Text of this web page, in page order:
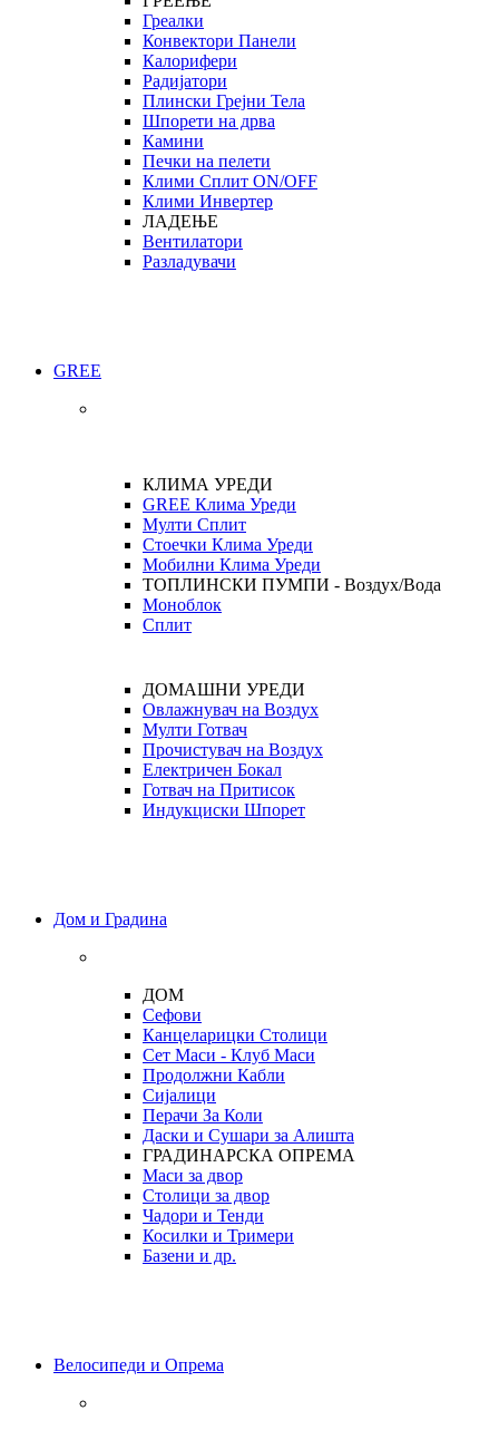
Греалки
Конвектори Панели
Калорифери
Радијатори
Плински Грејни Тела
Шпорети на дрва
Камини
Печки на пелети
Клими Сплит ON/OFF
Клими Инвертер
ЛАДЕЊЕ
Вентилатори
Разладувачи
GREE
КЛИМА УРЕДИ
GREE Клима Уреди
Мулти Сплит
Стоечки Клима Уреди
Мобилни Клима Уреди
ТОПЛИНСКИ ПУМПИ - Воздух/Вода
Моноблок
Сплит
ДОМАШНИ УРЕДИ
Овлажнувач на Воздух
Мулти Готвач
Прочистувач на Воздух
Електричен Бокал
Готвач на Притисок
Индукциски Шпорет
Дом и Градина
ДОМ
Сефови
Канцеларицки Столици
Сет Маси - Клуб Маси
Продолжни Кабли
Сијалици
Перачи За Коли
Даски и Сушари за Алишта
ГРАДИНАРСКА ОПРЕМА
Маси за двор
Столици за двор
Чадори и Тенди
Косилки и Тримери
Базени и др.
Велосипеди и Опрема